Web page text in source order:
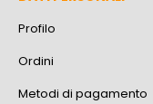
Profilo
Ordini
Metodi di pagamento